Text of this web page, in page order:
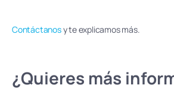
Contáctanosy te explicamos más.
¿Quieres más